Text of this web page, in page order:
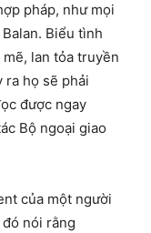
pháp, như mọi
Biểu tình
lan tỏa truyền
ra họ sẽ phải
được ngay
Bộ ngoại giao
của một người
nói rằng